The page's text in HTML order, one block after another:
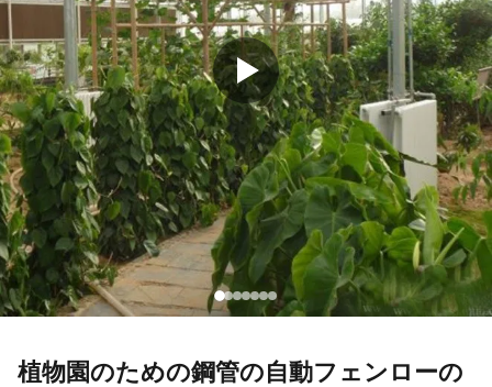
植物園のための鋼管の自動フェンローの